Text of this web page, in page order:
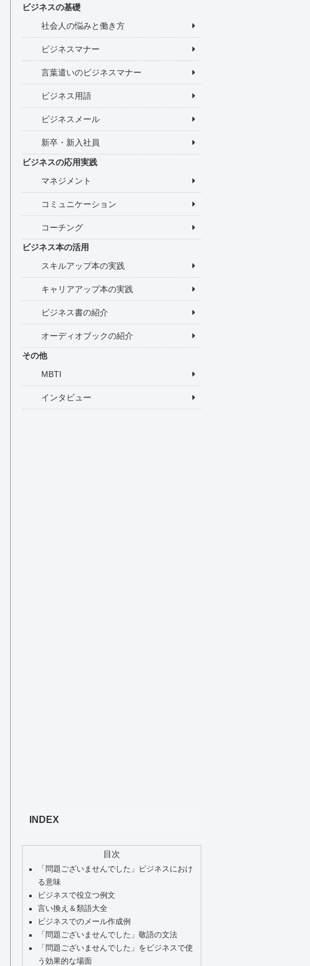
ビジネスの基礎
社会人の悩みと働き方
ビジネスマナー
言葉遣いのビジネスマナー
ビジネス用語
ビジネスメール
新卒・新入社員
ビジネスの応用実践
マネジメント
コミュニケーション
コーチング
ビジネス本の活用
スキルアップ本の実践
キャリアアップ本の実践
ビジネス書の紹介
オーディオブックの紹介
その他
MBTI
インタビュー
INDEX
目次
「問題ございませんでした」ビジネスにおけ
る意味
ビジネスで役立つ例文
言い換え＆類語大全
ビジネスでのメール作成例
「問題ございませんでした」敬語の文法
「問題ございませんでした」をビジネスで使
う効果的な場面